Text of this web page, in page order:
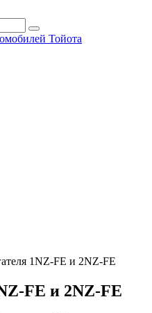
Тойота
1NZ-FE и 2NZ-FE
FE и 2NZ-FE